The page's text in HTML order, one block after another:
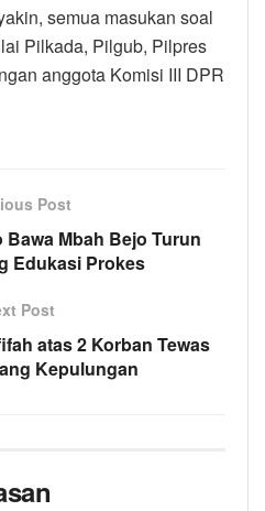
semua masukan soal
Pilkada, Pilgub, Pilpres
anggota Komisi III DPR
Post
Mbah Bejo Turun
Edukasi Prokes
Post
atas 2 Korban Tewas
Kepulungan